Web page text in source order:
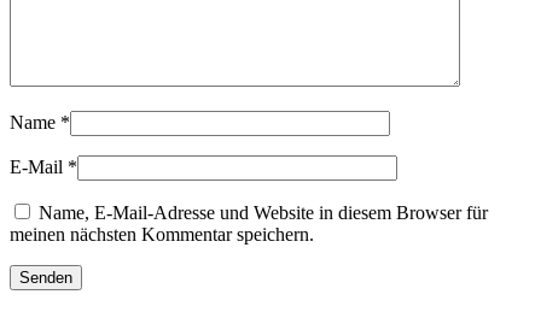
Name *
E-Mail *
Name, E-Mail-Adresse und Website in diesem Browser für
meinen nächsten Kommentar speichern.